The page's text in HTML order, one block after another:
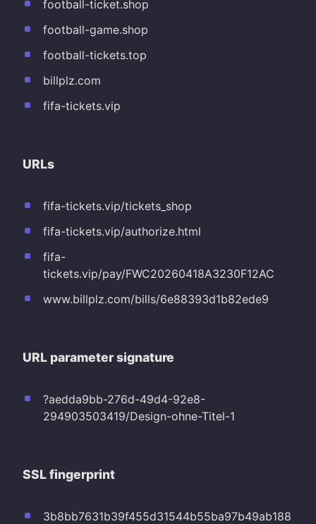
football-ticket.shop
football-game.shop
football-tickets.top
billplz.com
fifa-tickets.vip
URLs
fifa-tickets.vip/tickets_shop
fifa-tickets.vip/authorize.html
fifa-
tickets.vip/pay/FWC20260418A3230F12AC
www.billplz.com/bills/6e88393d1b82ede9
URL parameter signature
?aedda9bb-276d-49d4-92e8-
294903503419/Design-ohne-Titel-1
SSL fingerprint
3b8bb7631b39f455d31544b55ba97b49ab188